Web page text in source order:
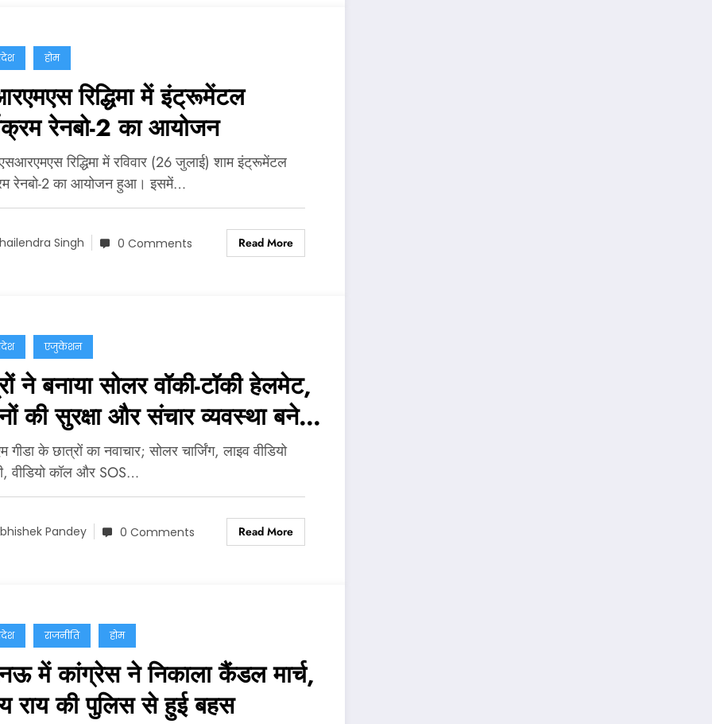
होम
रिद्धिमा में इंट्रूमेंटल
रेनबो-2 का आयोजन
रिद्धिमा में रविवार (26 जुलाई) शाम इंट्रूमेंटल
रेनबो-2 का आयोजन हुआ। इसमें…
Singh 0 Comments Read More
एजुकेशन
ने बनाया सोलर वॉकी-टॉकी हेलमेट,
की सुरक्षा और संचार व्यवस्था बनेगी
गीडा के छात्रों का नवाचार; सोलर चार्जिंग, लाइव वीडियो
वीडियो कॉल और SOS…
Pandey 0 Comments Read More
राजनीति होम
में कांग्रेस ने निकाला कैंडल मार्च,
राय की पुलिस से हुई बहस